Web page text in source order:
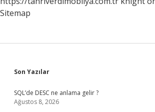
Sitemap
Sidebar
Son Yazılar
SQL’de DESC ne anlama gelir ?
Ağustos 8, 2026